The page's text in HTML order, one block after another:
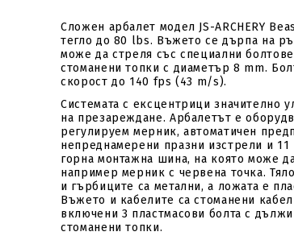
Восък и лубриканти
Механизми за
компоненти
Сложен арбалет модел JS-ARCHERY
тегло до 80 lbs. Въжето се дърпа на
може да стреля със специални
стоманени топки с диаметър 8 mm.
скорост до 140 fps (43 m/s).
Системата с ексцентрици значително
на презареждане. Арбалетът е
регулируем мерник, автоматичен
непреднамерени празни изстрели и
горна монтажна шина, на която може
например мерник с червена точка.
и гърбиците са метални, а ложата е
Въжето и кабелите са стоманени
включени 3 пластмасови болта с
стоманени топки.